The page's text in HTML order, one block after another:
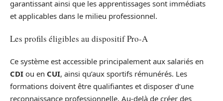
garantissant ainsi que les apprentissages sont immédiats
et applicables dans le milieu professionnel.
Les profils éligibles au dispositif Pro-A
Ce système est accessible principalement aux salariés en
CDI ou en CUI, ainsi qu’aux sportifs rémunérés. Les
formations doivent être qualifiantes et disposer d’une
reconnaissance professionnelle. Au-delà de créer des